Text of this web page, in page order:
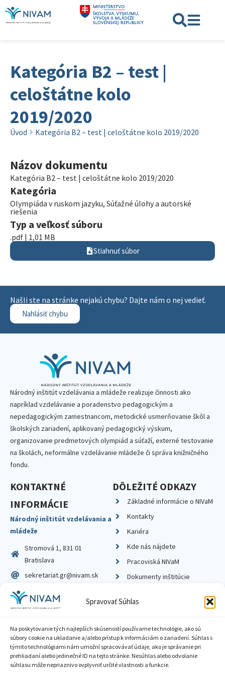
Spravovať Súhlas
Na poskytovanie tých najlepších skúseností používame technológie, ako sú
súbory cookie na ukladanie a/alebo prístup k informáciám o zariadení. Súhlas s
týmito technológiami nám umožní spracovávať údaje, ako je správanie pri
prehliadaní alebo jedinečné ID na tejto stránke. Nesúhlas alebo odvolanie
súhlasu môže nepriaznivo ovplyvniť určité vlastnosti a funkcie.
Kategória B2 – test |
celoštátne kolo
2019/2020
Úvod Kategória B2 – test | celoštátne kolo 2019/2020
Názov dokumentu
Kategória B2 – test | celoštátne kolo 2019/2020
Kategória
Olympiáda v ruskom jazyku, Súťažné úlohy a autorské
riešenia
Typ a veľkosť súboru
.pdf | 1,01 MB
Stiahnuť súbor
Našli ste na stránke nejakú chybu? Dajte nám o nej vedieť.
Nahlásiť chybu
Národný inštitút vzdelávania a mládeže realizuje činnosti ako
napríklad vzdelávanie a poradenstvo pedagogickým a
nepedagogickým zamestnancom, metodické usmerňovanie škôl a
školských zariadení, aplikovaný pedagogický výskum,
organizovanie predmetových olympiád a súťaží, externé testovanie
na školách, neformálne vzdelávanie mládeže či správa knižničného
fondu.
KONTAKTNÉ
INFORMÁCIE
Národný inštitút vzdelávania a
mládeže
Stromová 1, 831 01
Bratislava
sekretariat.gr@nivam.sk
IČO: 00164348
DIČ: 2020798714
DÔLEŽITÉ ODKAZY
Základné informácie o NIVaM
Kontakty
Kariéra
Kde nás nájdete
Pracoviská NIVaM
Dokumenty inštitúcie
Zásady ochrany súkromia